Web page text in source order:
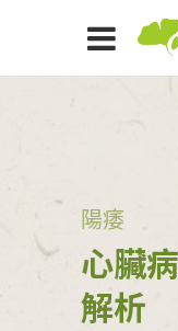
陽痿
心臟
解析